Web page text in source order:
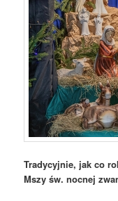
Tradycyjnie, jak co
Mszy św. nocnej